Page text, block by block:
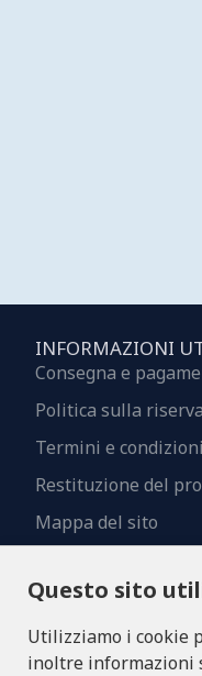
INFORMAZIONI
Consegna e
Politica sulla
Termini e condizioni
Restituzione del
Mappa del sito
Questo sito
Utilizziamo i cookie
inoltre informazioni